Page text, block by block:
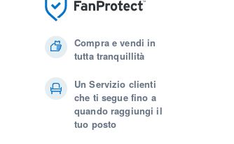
Compra e vendi in
tutta tranquillità
Un Servizio clienti
che ti segue fino a
quando raggiungi il
tuo posto